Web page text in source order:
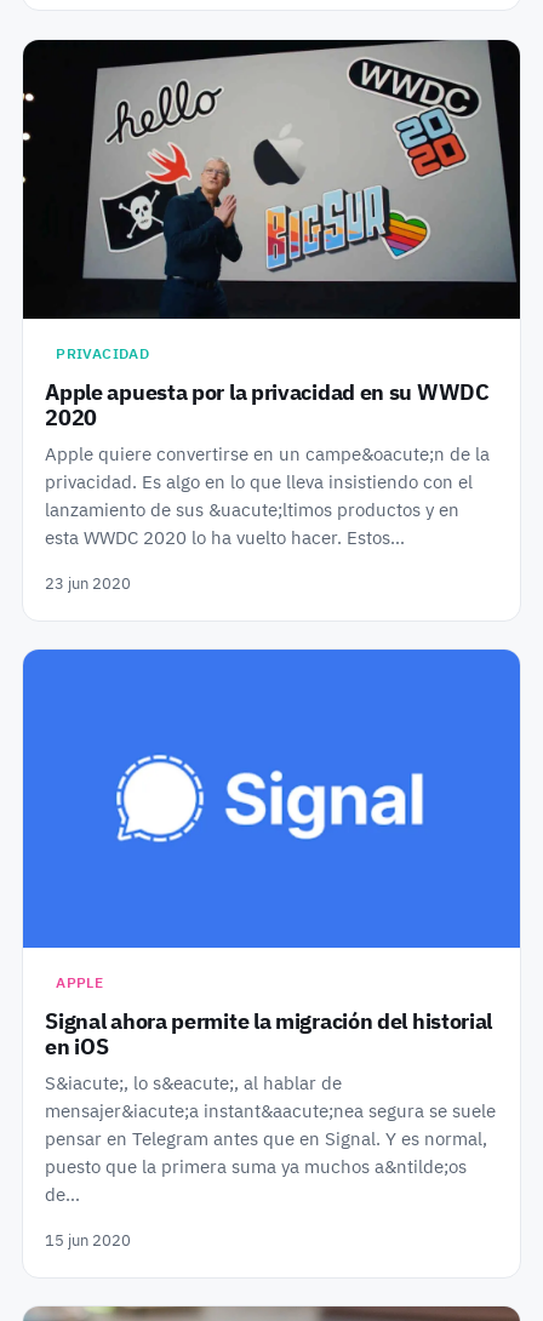
PRIVACIDAD
Apple apuesta por la privacidad en su WWDC
2020
Apple quiere convertirse en un campe&oacute;n de la
privacidad. Es algo en lo que lleva insistiendo con el
lanzamiento de sus &uacute;ltimos productos y en
esta WWDC 2020 lo ha vuelto hacer. Estos…
23 jun 2020
APPLE
Signal ahora permite la migración del historial
en iOS
S&iacute;, lo s&eacute;, al hablar de
mensajer&iacute;a instant&aacute;nea segura se suele
pensar en Telegram antes que en Signal. Y es normal,
puesto que la primera suma ya muchos a&ntilde;os
de…
15 jun 2020